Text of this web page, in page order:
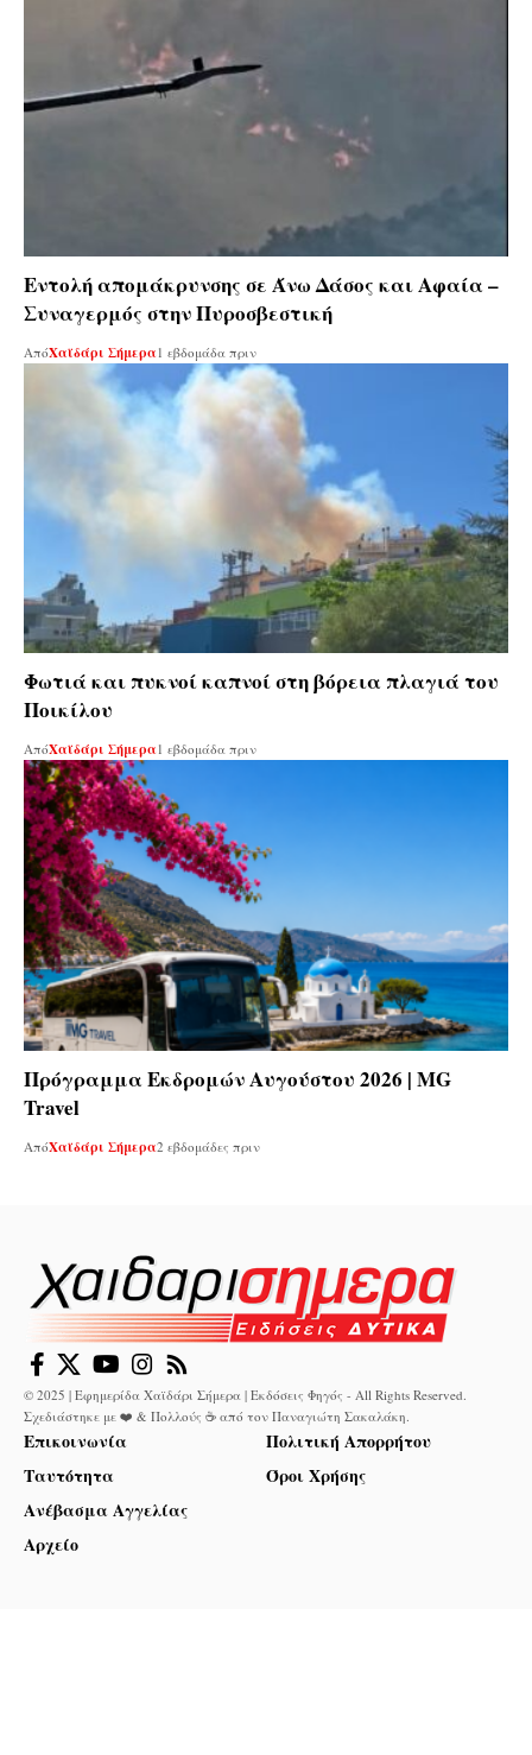
Εντολή απομάκρυνσης σε Άνω Δάσος και Αφαία –
Συναγερμός στην Πυροσβεστική
ΑπόΧαϊδάρι Σήμερα 1 εβδομάδα πριν
Φωτιά και πυκνοί καπνοί στη βόρεια πλαγιά του
Ποικίλου
ΑπόΧαϊδάρι Σήμερα1 εβδομάδα πριν
Πρόγραμμα Εκδρομών Αυγούστου 2026 | MG
Travel
ΑπόΧαϊδάρι Σήμερα2 εβδομάδες πριν
© 2025 | Εφημερίδα Χαϊδάρι Σήμερα | Εκδόσεις Φηγός - All Rights Reserved.
Σχεδιάστηκε με ❤️ & Πολλούς ☕ από τον Παναγιώτη Σακαλάκη
Επικοινωνία
Ταυτότητα
Ανέβασμα Αγγελίας
Αρχείο
Πολιτική Απορρήτου
Όροι Χρήσης